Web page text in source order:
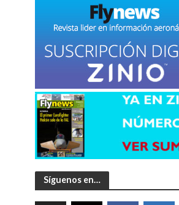
Síguenos en…